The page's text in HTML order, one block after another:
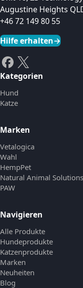
Augustine Heights
+46 72 149 80 55
Hilfe erhalten→
Kategorien
Hund
Katze
Marken
Vetalogica
Wahl
HempPet
Natural Animal Solutions
PAW
Navigieren
Alle Produkte
Hundeprodukte
Katzenprodukte
Marken
Neuheiten
Blog